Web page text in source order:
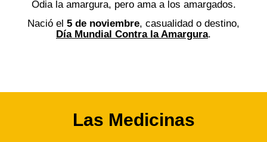
Odia la amargura, pero ama a los amargados.
Nació el 5 de noviembre, casualidad o destino,
Día Mundial Contra la Amargura.
Las Medicinas